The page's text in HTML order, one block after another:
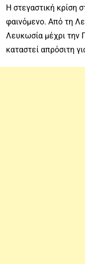
Η στεγαστική κρίση
φαινόμενο. Από τη
Λευκωσία μέχρι την
καταστεί απρόσιτη